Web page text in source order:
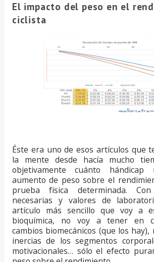
El impacto del peso en el
ciclista
Éste era uno de esos artículos que
la mente desde hacía mucho
objetivamente cuánto hándicap
aumento de peso sobre el
prueba física determinada.
necesarias y valores de
artículo más sencillo que voy a
bioquímica, no voy a tener en
cambios biomecánicos (que los
inercias de los segmentos
motivacionales… sólo el efecto